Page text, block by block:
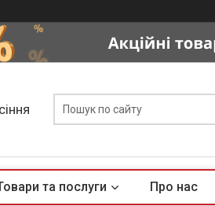
та послуги Про нас